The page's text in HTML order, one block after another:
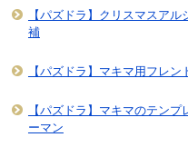
【パズドラ】クリスマスア
補
【パズドラ】マキマ用フレ
【パズドラ】マキマのテン
ーマン